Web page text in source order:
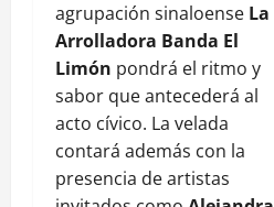
agrupación sinaloense La
Arrolladora Banda El
Limón pondrá el ritmo y
sabor que antecederá al
acto cívico. La velada
contará además con la
presencia de artistas